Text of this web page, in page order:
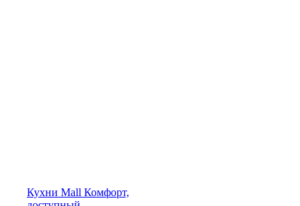
Кухни Mall Комфорт,